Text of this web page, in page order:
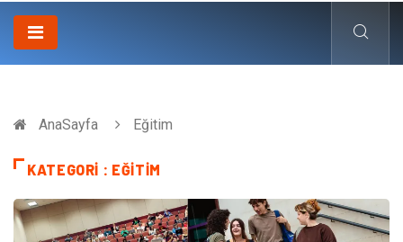
AnaSayfa Eğitim
KATEGORI : EĞITIM